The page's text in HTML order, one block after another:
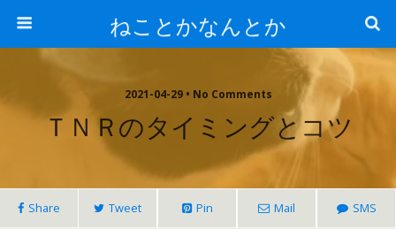
ねことかなんとか
2021-04-29 • No Comments
ＴＮＲのタイミングとコツ
Share Tweet Pin Mail SMS